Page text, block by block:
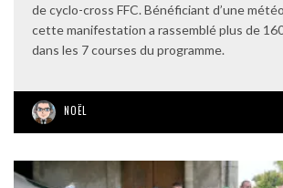
de cyclo-cross FFC. Bénéficiant d’une
cette manifestation a rassemblé plus de
dans les 7 courses du programme.
NOËL